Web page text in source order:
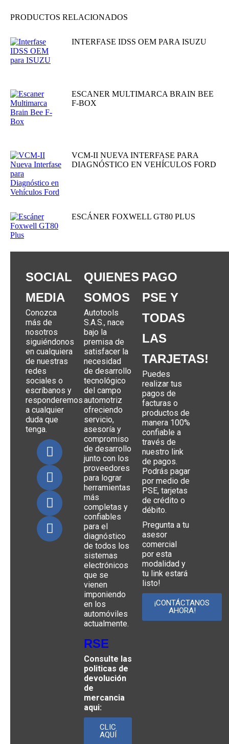
PRODUCTOS RELACIONADOS
INTERFASE IDSS OEM PARA ISUZU
ESCANER MULTIMARCA BRAIN BEE
F-BOX
VCM-II NUEVA INTERFASE PARA
DIAGNÓSTICO EN VEHÍCULOS FORD
ESCÁNER FOXWELL GT80 PLUS
SOCIAL
MEDIA
Conozca
más de
nosotros
siguiéndonos
en cualquiera
de nuestras
redes
sociales o
escríbanos y
responderemos
a cualquier
duda que
tenga.
QUIENES
SOMOS
Autotools
S.A.S., nace
bajo la
premisa de
satisfacer la
necesidad
de desarrollo
tecnológico
del campo
automotriz
ofreciendo
servicio,
asesoría y
compromiso
de desarrollo
junto con los
proveedores
para lograr
herramientas
más
completas y
confiables
para el
diagnóstico
de todos los
sistemas
electrónicos
que se
vienen
imponiendo
en los
automóviles
actualmente.
RSE
Consulte las
politicas de
devolución
de
mercancia
aqui:
CLIC
AQUÍ
PAGO
PSE Y
TODAS
LAS
TARJETAS!
Puedes
realizar tus
pagos de
facturas o
productos de
manera 100%
confiable a
través de
nuestro link
de pagos.
Podrás pagar
por medio de
PSE, tarjetas
de crédito o
débito.
Pregunta a tu
asesor
comercial
por esta
modalidad y
tu link estará
listo!
¡CONTÁCTANOS
AHORA!